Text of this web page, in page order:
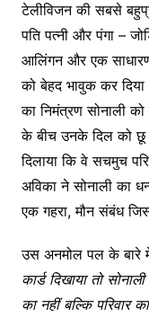
टेलीविजन की सबसे
पति पत्नी और पंगा –
आलिंगन और एक
को बेहद भावुक कर
का निमंत्रण सोनाली को
के बीच उनके दिल को
दिलाया कि वे सचमुच
अविका ने सोनाली का
एक गहरा, मौन संबंध
उस अनमोल पल के बारे
कार्ड दिखाया तो सोनाली
का नहीं बल्कि परिवार का